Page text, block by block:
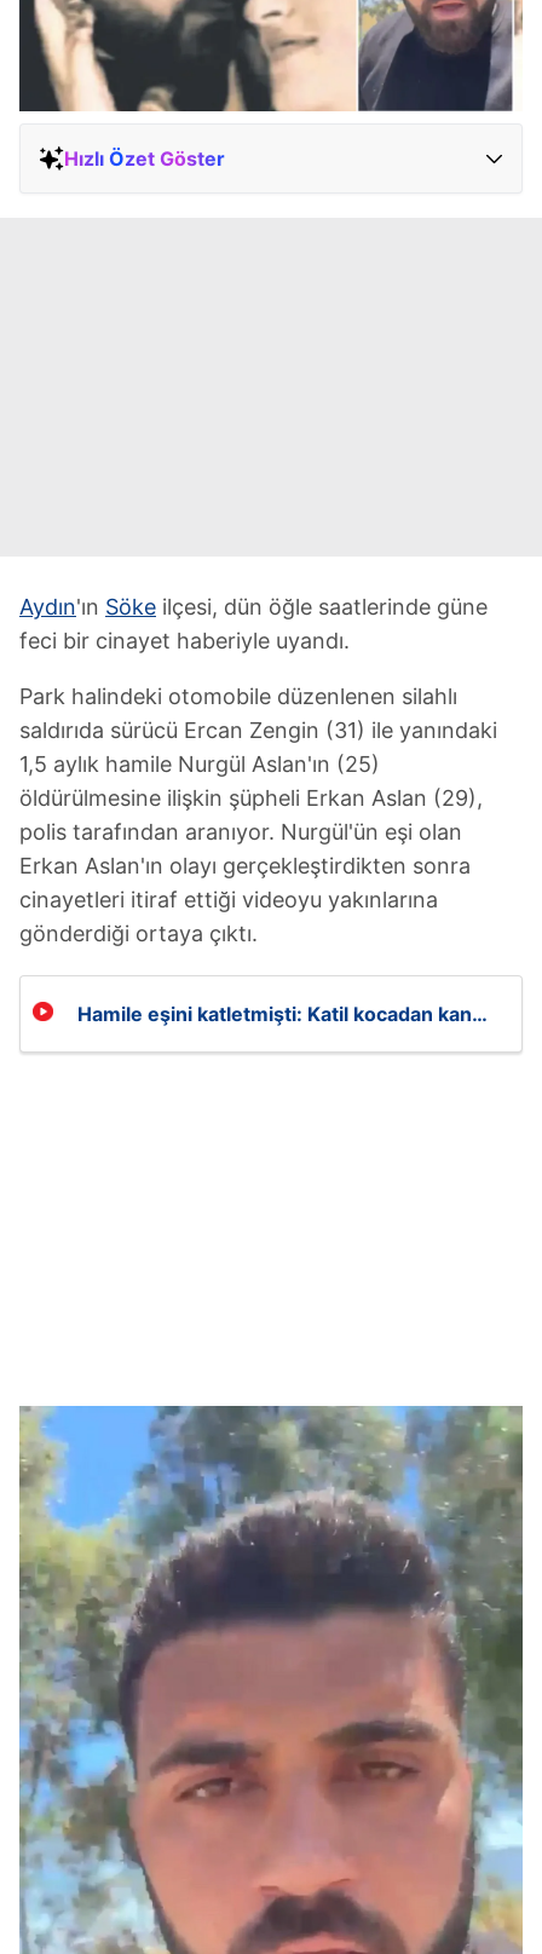
Hızlı Özet Göster
Aydın'ın Söke ilçesi, dün öğle saatlerinde güne
feci bir cinayet haberiyle uyandı.
Park halindeki otomobile düzenlenen silahlı
saldırıda sürücü Ercan Zengin (31) ile yanındaki
1,5 aylık hamile Nurgül Aslan'ın (25)
öldürülmesine ilişkin şüpheli Erkan Aslan (29),
polis tarafından aranıyor. Nurgül'ün eşi olan
Erkan Aslan'ın olayı gerçekleştirdikten sonra
cinayetleri itiraf ettiği videoyu yakınlarına
gönderdiği ortaya çıktı.
Hamile eşini katletmişti: Katil kocadan kan